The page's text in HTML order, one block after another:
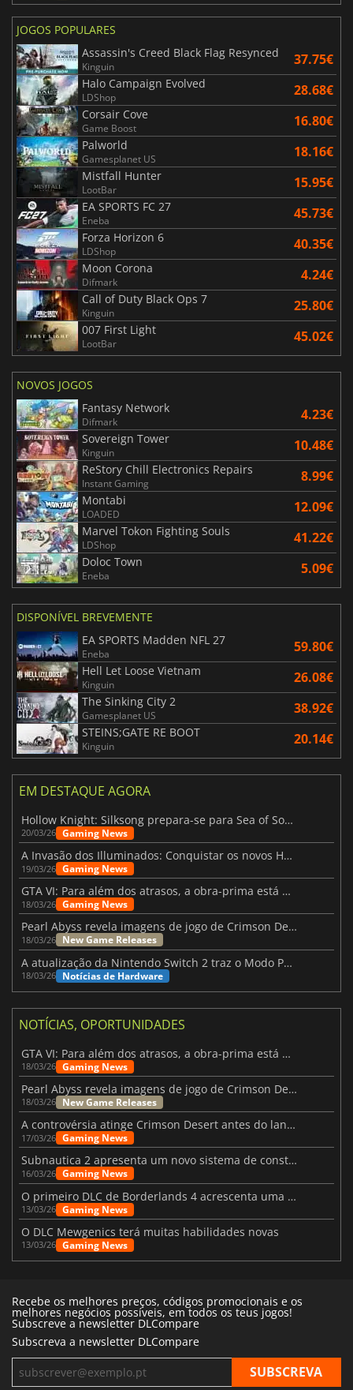
JOGOS POPULARES
Assassin's Creed Black Flag Resynced
Kinguin 37.75€
Halo Campaign Evolved
LDShop 28.68€
Corsair Cove
Game Boost 16.80€
Palworld
Gamesplanet US 18.16€
Mistfall Hunter
LootBar 15.95€
EA SPORTS FC 27
Eneba 45.73€
Forza Horizon 6
LDShop 40.35€
Moon Corona
Difmark 4.24€
Call of Duty Black Ops 7
Kinguin 25.80€
007 First Light
LootBar 45.02€
NOVOS JOGOS
Fantasy Network
Difmark 4.23€
Sovereign Tower
Kinguin 10.48€
ReStory Chill Electronics Repairs
Instant Gaming 8.99€
Montabi
LOADED 12.09€
Marvel Tokon Fighting Souls
LDShop 41.22€
Doloc Town
Eneba 5.09€
DISPONÍVEL BREVEMENTE
EA SPORTS Madden NFL 27
Eneba 59.80€
Hell Let Loose Vietnam
Kinguin 26.08€
The Sinking City 2
Gamesplanet US 38.92€
STEINS;GATE RE BOOT
Kinguin 20.14€
EM DESTAQUE AGORA
Hollow Knight: Silksong prepara-se para Sea of Sorrow com um patch
20/03/26 Gaming News
A Invasão dos Illuminados: Conquistar os novos Helldivers 2 Atualização!
19/03/26 Gaming News
GTA VI: Para além dos atrasos, a obra-prima está quase a chegar
18/03/26 Gaming News
Pearl Abyss revela imagens de jogo de Crimson Desert para a PS5
18/03/26 New Game Releases
A atualização da Nintendo Switch 2 traz o Modo Portátil aos jogos mais antigos da Switch
18/03/26 Notícias de Hardware
NOTÍCIAS, OPORTUNIDADES
GTA VI: Para além dos atrasos, a obra-prima está quase a chegar
18/03/26 Gaming News
Pearl Abyss revela imagens de jogo de Crimson Desert para a PS5
18/03/26 New Game Releases
A controvérsia atinge Crimson Desert antes do lançamento
17/03/26 Gaming News
Subnautica 2 apresenta um novo sistema de construção de bases
16/03/26 Gaming News
O primeiro DLC de Borderlands 4 acrescenta uma nova personagem e muito mais
13/03/26 Gaming News
O DLC Mewgenics terá muitas habilidades novas
13/03/26 Gaming News
Recebe os melhores preços, códigos promocionais e os
melhores negócios possíveis, em todos os teus jogos!
Subscreve a newsletter DLCompare
Subscreva a newsletter DLCompare